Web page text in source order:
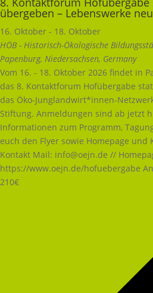
übergeben – Lebenswerke
16. Oktober - 18. Oktober
HÖB - Historisch-Ökologische
Papenburg, Niedersachsen, Germany
Vom 16. - 18. Oktober 2026 findet in
das 8. Kontaktforum Hofübergabe
das Öko-Junglandwirt*innen-
Stiftung. Anmeldungen sind ab jetzt
Informationen zum Programm,
euch den Flyer sowie Homepage
Kontakt Mail: info@oejn.de //
https://www.oejn.de/hofuebergabe
210€